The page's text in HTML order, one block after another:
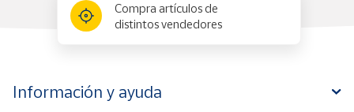
Compra artículos de
distintos vendedores
Información y ayuda